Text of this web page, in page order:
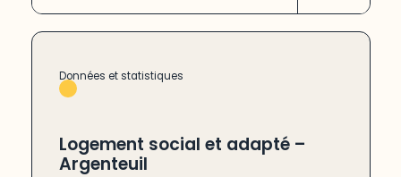
Données et statistiques
Logement social et adapté –
Argenteuil